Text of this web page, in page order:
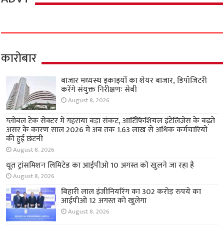
कारोबार
बाजार मध्यस्थ इकाइयों का शेयर बाजार, डिपॉजिटरी
करेंगे संयुक्त निरीक्षणः सेबी
August 8, 2026
ग्लोबल टेक सेक्टर में गहराया बड़ा संकट, आर्टिफिशियल इंटेलिजेंस के बढ़ते
असर के कारण साल 2026 में अब तक 1.63 लाख से अधिक कर्मचारियों
की हुई छंटनी
August 8, 2026
धूत ट्रांसमिशन लिमिटेड का आईपीओ 10 अगस्त को खुलने जा रहा है
August 8, 2026
बिहारी लाल इंजीनियरिंग का 302 करोड़ रुपये का
आईपीओ 12 अगस्त को खुलेगा
August 8, 2026